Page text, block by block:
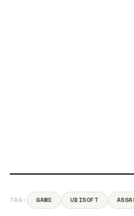
TAG: GAME UBISOFT